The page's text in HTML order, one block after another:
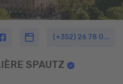
(+352) 26 78 0...
SPAUTZ